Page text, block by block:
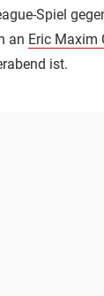
Spiel
an Eric Maxim
ist.